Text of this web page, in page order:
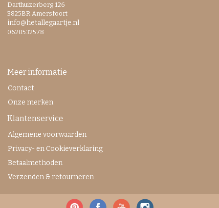
Darthuizerberg 126
3825BR Amersfoort
info@hetallegaartje.nl
0620532578
Meer informatie
Contact
Onze merken
Klantenservice
Algemene voorwaarden
Privacy- en Cookieverklaring
Betaalmethoden
Verzenden & retourneren